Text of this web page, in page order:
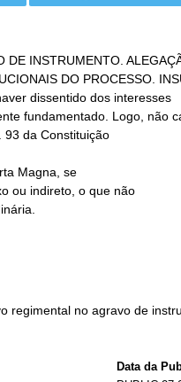
DE INSTRUMENTO.
dissentido dos interesses
Magna, se
regimental no agravo de
Data da